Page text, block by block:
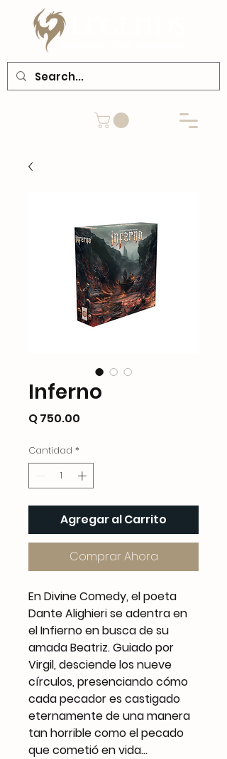
Inferno
Q 750.00
Cantidad *
Agregar al Carrito
Comprar Ahora
En Divine Comedy, el poeta
Dante Alighieri se adentra en
el Infierno en busca de su
amada Beatriz. Guiado por
Virgil, desciende los nueve
círculos, presenciando cómo
cada pecador es castigado
eternamente de una manera
tan horrible como el pecado
que cometió en vida...